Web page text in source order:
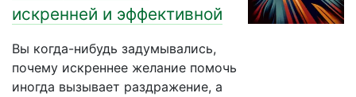
искренней и эффективной
Вы когда-нибудь задумывались,
почему искреннее желание помочь
иногда вызывает раздражение, а